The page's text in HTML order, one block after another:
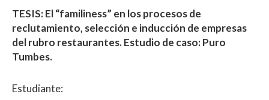
TESIS: El “familiness” en los procesos de
reclutamiento, selección e inducción de empresas
del rubro restaurantes. Estudio de caso: Puro
Tumbes.
Estudiante: